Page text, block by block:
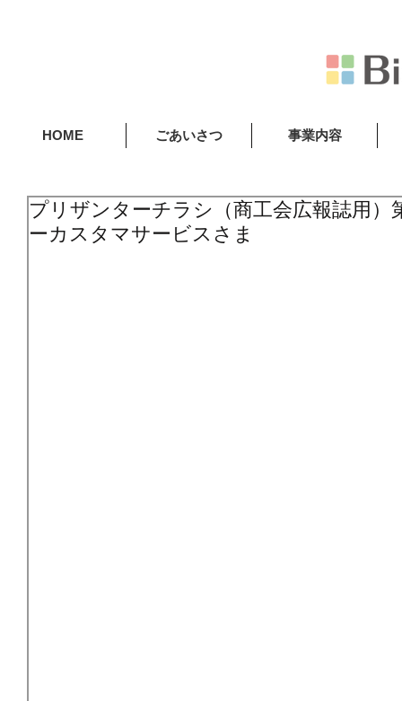
HOME ごあいさつ 事業内容
プリザンターチラシ（商工会広報誌用）
ーカスタマサービスさま